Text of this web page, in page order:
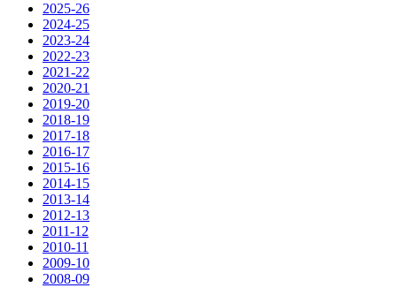
2025-26
2024-25
2023-24
2022-23
2021-22
2020-21
2019-20
2018-19
2017-18
2016-17
2015-16
2014-15
2013-14
2012-13
2011-12
2010-11
2009-10
2008-09